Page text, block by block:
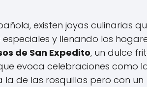
existen joyas culinarias
y llenando los
de San Expedito, un dulce
evoca celebraciones como
la de las rosquillas pero con un